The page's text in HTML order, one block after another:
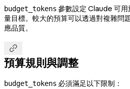
budget_tokens 參數設定 Claude 可
量目標。較大的預算可以透過對複雜問
應品質。

預算規則與調整
budget_tokens 必須滿足以下限制：